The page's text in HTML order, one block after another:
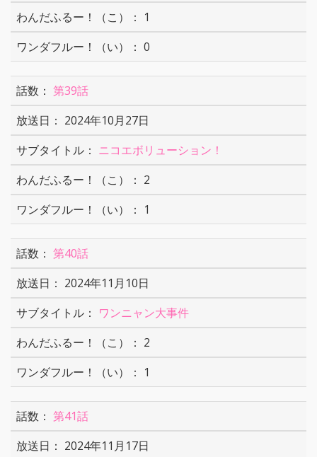
1
0
第39話
2024年10月27日
ニコエボリューション！
2
1
第40話
2024年11月10日
ワンニャン大事件
2
1
第41話
2024年11月17日